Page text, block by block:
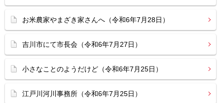
お米農家やまざき家さんへ（令和6年7月28日）
吉川市にて市長会（令和6年7月27日）
小さなことのようだけど（令和6年7月25日）
江戸川河川事務所（令和6年7月25日）